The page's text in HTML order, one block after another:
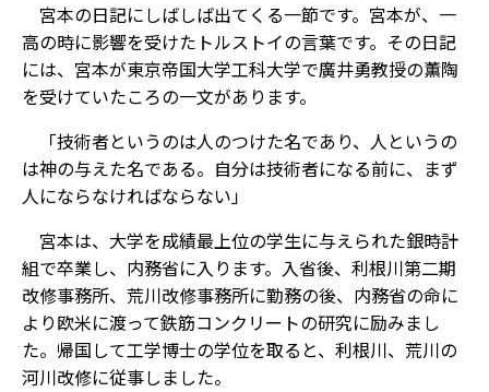
宮本の日記にしばしば出てくる一節です。宮本が、一
高の時に影響を受けたトルストイの言葉です。その日記
には、宮本が東京帝国大学工科大学で廣井勇教授の薫陶
を受けていたころの一文があります。
「技術者というのは人のつけた名であり、人というの
は神の与えた名である。自分は技術者になる前に、まず
人にならなければならない」
宮本は、大学を成績最上位の学生に与えられた銀時計
組で卒業し、内務省に入ります。入省後、利根川第二期
改修事務所、荒川改修事務所に勤務の後、内務省の命に
より欧米に渡って鉄筋コンクリートの研究に励みまし
た。帰国して工学博士の学位を取ると、利根川、荒川の
河川改修に従事しました。